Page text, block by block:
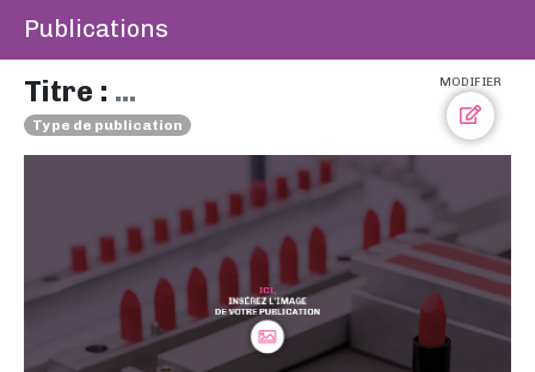
Publications
MODIFIER
Titre : ...
Type de publication